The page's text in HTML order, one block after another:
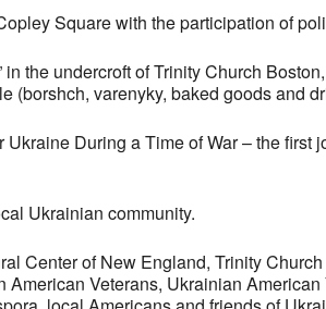
Square with the participation of
in the undercroft of Trinity Church
(borshch, varenyky, baked goods and
During a Time of War – the
Ukrainian community.
Center of New England, Trinity
Veterans, Ukrainian